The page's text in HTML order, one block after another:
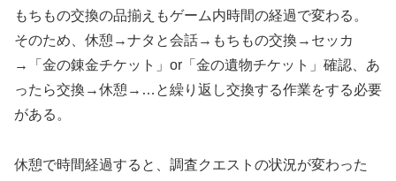
もちもの交換の品揃えもゲーム内時間の経過で変わる。
そのため、休憩→ナタと会話→もちもの交換→セッカ
→「金の錬金チケット」or「金の遺物チケット」確認、あ
ったら交換→休憩→…と繰り返し交換する作業をする必要
がある。
休憩で時間経過すると、調査クエストの状況が変わった